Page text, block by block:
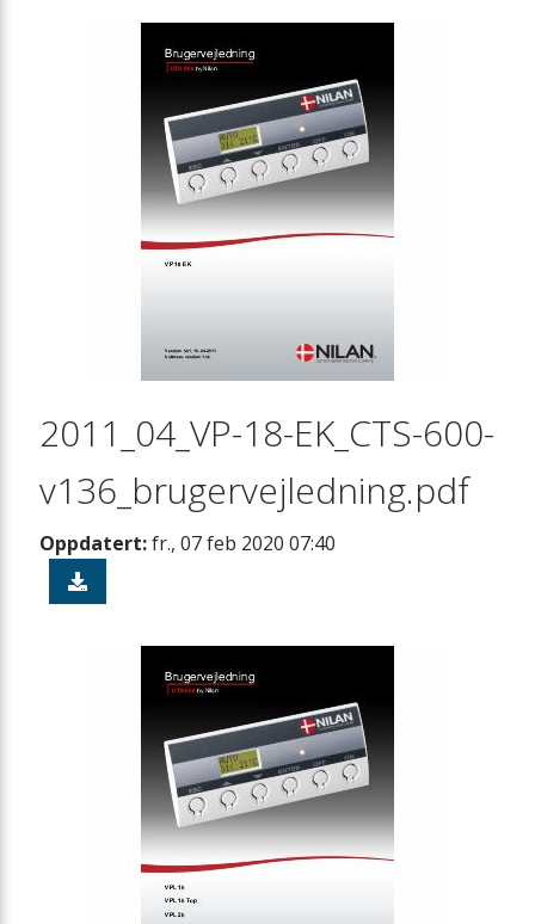
2011_04_VP-18-EK_CTS-600-
v136_brugervejledning.pdf
Oppdatert:fr., 07 feb 2020 07:40